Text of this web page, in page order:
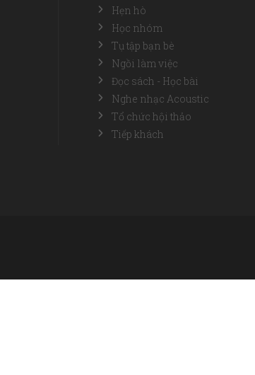
Hẹn hò
Học nhóm
Tụ tập bạn bè
Ngồi làm việc
Đọc sách - Học bài
Nghe nhạc Acoustic
Tổ chức hội thảo
Tiếp khách